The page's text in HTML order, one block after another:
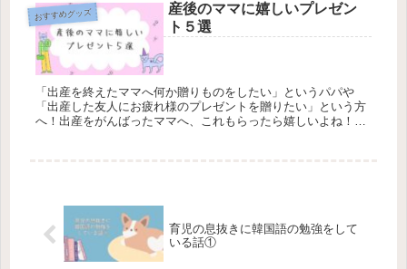
おすすめグッズ
産後のママに嬉しいプレゼン
ト５選
「出産を終えたママへ何か贈りものをしたい」というパパや
「出産した友人にお疲れ様のプレゼントを贈りたい」という方
へ！出産をがんばったママへ、これもらったら嬉しいよね！と
育児の息抜きに韓国語の勉強をして
いる話①